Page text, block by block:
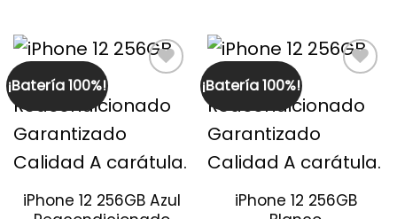
¡Batería 100%!
iPhone 12 256GB Azul
¡Batería 100%!
iPhone 12 256GB